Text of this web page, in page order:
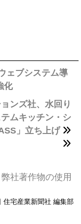
ェブシステム導
化
ンズ社、水回り
ムキッチン・シ
」立ち上げ
弊社著作物の使用
住宅産業新聞社 編集部